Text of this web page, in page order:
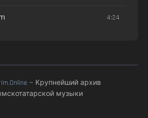
4:24
— Крупнейший архив
музыки